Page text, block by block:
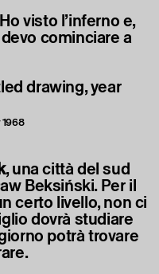
visto l’inferno e,
cominciare a
, una città del sud
Beksiński. Per il
certo livello, non ci
dovrà studiare
potrà trovare